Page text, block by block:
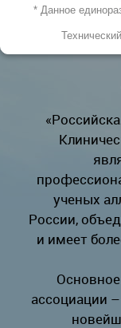
ученых
России,
и имеет
ассоциации
* Данное